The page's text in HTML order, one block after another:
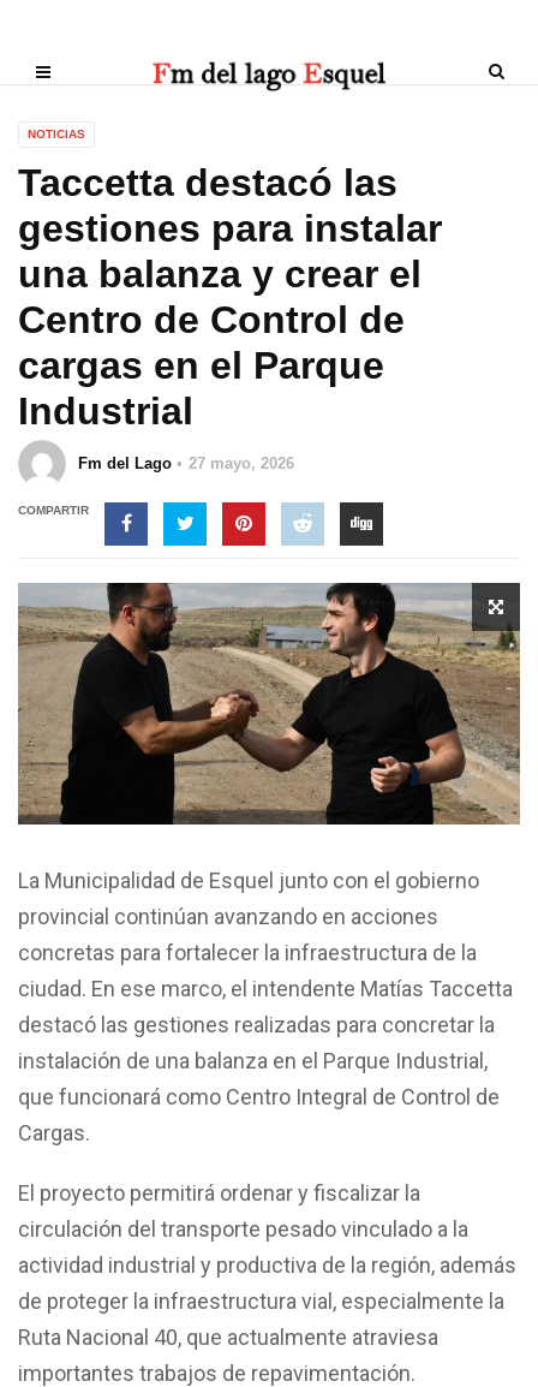
NOTICIAS
Taccetta destacó las
gestiones para instalar
una balanza y crear el
Centro de Control de
cargas en el Parque
Industrial
Fm del Lago 27 mayo, 2026
COMPARTIR
La Municipalidad de Esquel junto con el gobierno
provincial continúan avanzando en acciones
concretas para fortalecer la infraestructura de la
ciudad. En ese marco, el intendente Matías Taccetta
destacó las gestiones realizadas para concretar la
instalación de una balanza en el Parque Industrial,
que funcionará como Centro Integral de Control de
Cargas.
El proyecto permitirá ordenar y fiscalizar la
circulación del transporte pesado vinculado a la
actividad industrial y productiva de la región, además
de proteger la infraestructura vial, especialmente la
Ruta Nacional 40, que actualmente atraviesa
importantes trabajos de repavimentación.